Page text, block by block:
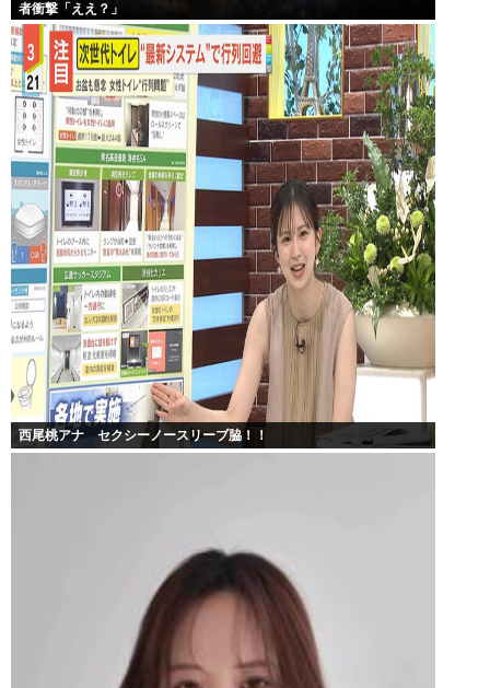
者衝撃「ええ？」
西尾桃アナ セクシーノースリーブ脇！！